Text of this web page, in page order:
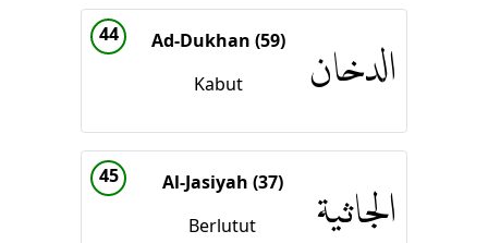
44
Ad-Dukhan (59)
Kabut
الدخان
45
Al-Jasiyah (37)
Berlutut
الجاثية